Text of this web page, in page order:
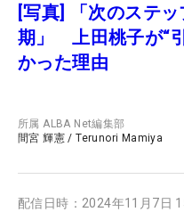
[写真] 「次のステ
期」 上田桃子が“
かった理由
所属ALBA Net編集部
間宮 輝憲 /Terunori Mamiya
配信日時： 2024年11月7日